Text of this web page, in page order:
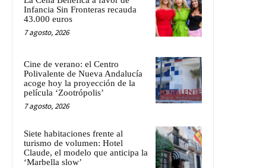
Infancia Sin Fronteras recauda
43.000 euros
7 agosto, 2026
Cine de verano: el Centro
Polivalente de Nueva Andalucía
acoge hoy la proyección de la
película ‘Zootrópolis’
7 agosto, 2026
Siete habitaciones frente al
turismo de volumen: Hotel
Claude, el modelo que anticipa la
‘Marbella slow’